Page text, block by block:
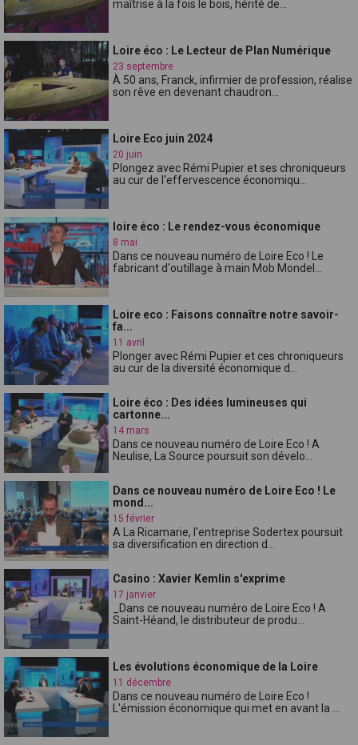
maîtrise à la fois le bois, hérité de...
Loire éco : Le Lecteur de Plan Numérique
23 septembre
À 50 ans, Franck, infirmier de profession, réalise
son rêve en devenant chaudron...
Loire Eco juin 2024
20 juin
Plongez avec Rémi Pupier et ses chroniqueurs
au cur de l'effervescence économiqu...
loire éco : Le rendez-vous économique
8 mai
Dans ce nouveau numéro de Loire Eco ! Le
fabricant d'outillage à main Mob Mondel...
Loire eco : Faisons connaître notre savoir-
fa...
11 avril
Plonger avec Rémi Pupier et ces chroniqueurs
au cur de la diversité économique d...
Loire éco : Des idées lumineuses qui
cartonne...
14 mars
Dans ce nouveau numéro de Loire Eco ! A
Neulise, La Source poursuit son dévelo...
Dans ce nouveau numéro de Loire Eco ! Le
mond...
15 février
A La Ricamarie, l'entreprise Sodertex poursuit
sa diversification en direction d...
Casino : Xavier Kemlin s'exprime
17 janvier
_Dans ce nouveau numéro de Loire Eco ! A
Saint-Héand, le distributeur de produ...
Les évolutions économique de la Loire
11 décembre
Dans ce nouveau numéro de Loire Eco !
L'émission économique qui met en avant la ...